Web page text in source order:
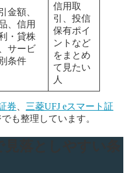
金額、
、信用
・貸株
サービ
条件
信用取
引、投信
保有ポイ
ントなど
をまとめ
て見たい
人
券
三菱UFJ eスマート証
も整理しています。